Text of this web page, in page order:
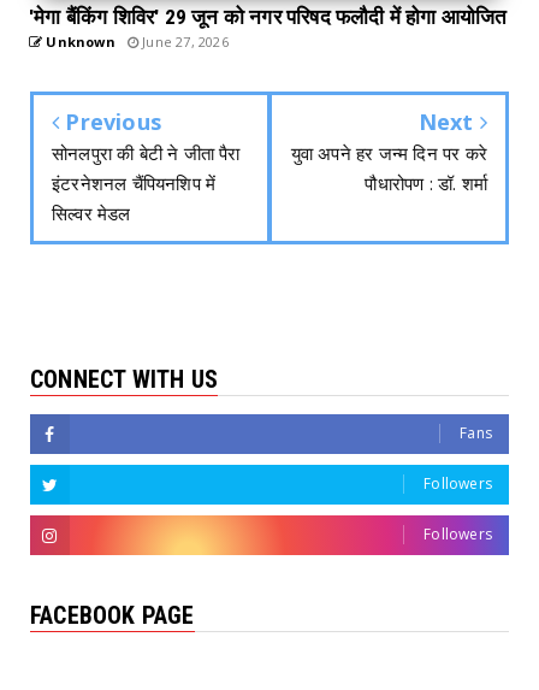
'मेगा बैंकिंग शिविर' 29 जून को नगर परिषद फलौदी में होगा आयोजित
Unknown June 27, 2026
Previous
सोनलपुरा की बेटी ने जीता पैरा
इंटरनेशनल चैंपियनशिप में
सिल्वर मेडल
Next
युवा अपने हर जन्म दिन पर करे
पौधारोपण : डॉ. शर्मा
CONNECT WITH US
Fans
Followers
Followers
FACEBOOK PAGE